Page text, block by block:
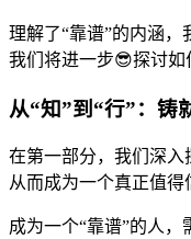
理解了“靠谱”的内涵
我们将进一步😎探讨如
从“知”到“行”：铸
在第一部分，我们深入
从而成为一个真正值
成为一个“靠谱”的人